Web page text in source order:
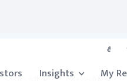
ع
Insights My